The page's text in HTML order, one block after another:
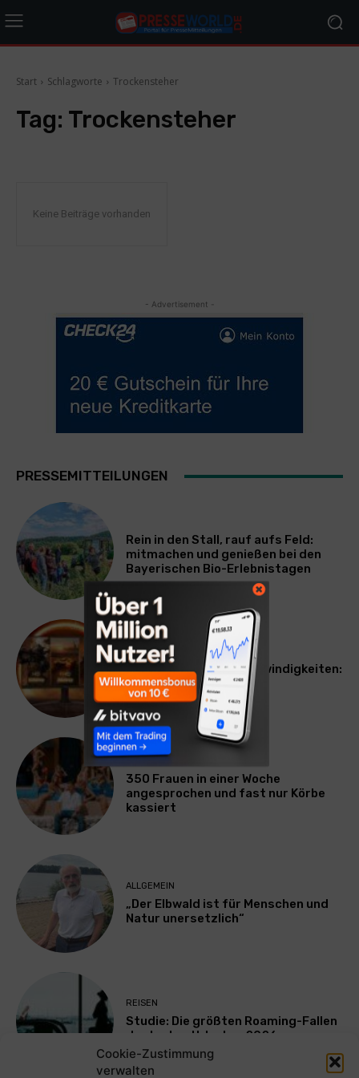
Cookie-Zustimmung
verwalten
Start Schlagworte Trockensteher
Tag: Trockensteher
Keine Beiträge vorhanden
- Advertisement -
PRESSEMITTEILUNGEN
Rein in den Stall, rauf aufs Feld:
mitmachen und genießen bei den
Bayerischen Bio-Erlebnistagen
TECHNIK
Monitor mit drei Geschwindigkeiten:
AOC GAMING CQ32G4ZA
LIFESTYLE
350 Frauen in einer Woche
angesprochen und fast nur Körbe
kassiert
ALLGEMEIN
„Der Elbwald ist für Menschen und
Natur unersetzlich“
REISEN
Studie: Die größten Roaming-Fallen
deutscher Urlauber 2026